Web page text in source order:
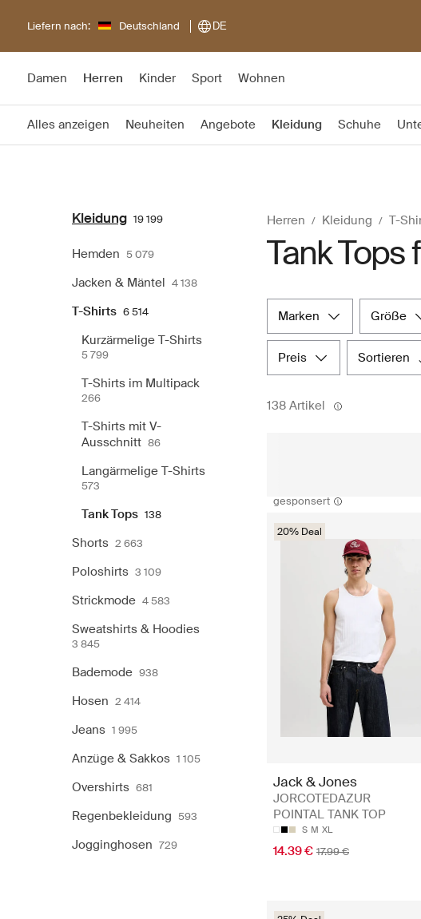
Liefern nach: Deutschland DE
Damen Herren Kinder Sport Wohnen
Alles anzeigen Neuheiten Angebote Kleidung Schuhe
Kleidung 19 199
Hemden 5 079
Jacken & Mäntel 4 138
T-Shirts 6 514
Kurzärmelige T-Shirts
5 799
T-Shirts im Multipack
266
T-Shirts mit V-
Ausschnitt 86
Langärmelige T-Shirts
573
Tank Tops 138
Shorts 2 663
Poloshirts 3 109
Strickmode 4 583
Sweatshirts & Hoodies
3 845
Bademode 938
Hosen 2 414
Jeans 1 995
Anzüge & Sakkos 1 105
Overshirts 681
Regenbekleidung 593
Jogginghosen 729
Herren Kleidung T-
Tank Tops
marken größe
preis sortieren
138 Artikel
gesponsert
20% Deal
Jack & Jones
JORCOTEDAZUR
POINTAL TANK TOP
S M XL
14.39 € 17.99 €